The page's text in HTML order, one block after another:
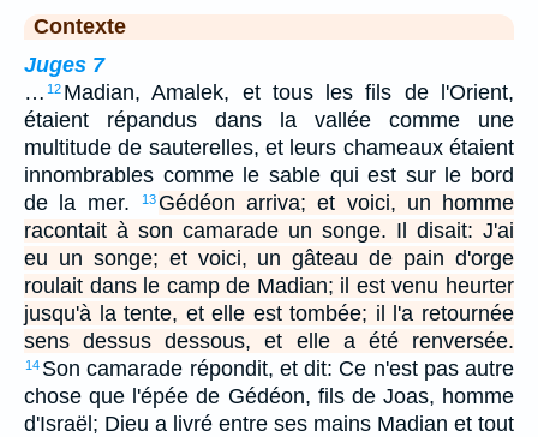
Contexte
Juges 7
… 12 Madian, Amalek, et tous les fils de l'Orient,
étaient répandus dans la vallée comme une
multitude de sauterelles, et leurs chameaux étaient
innombrables comme le sable qui est sur le bord
de la mer.
13 Gédéon arriva; et voici, un homme
racontait à son camarade un songe. Il disait: J'ai
eu un songe; et voici, un gâteau de pain d'orge
roulait dans le camp de Madian; il est venu heurter
jusqu'à la tente, et elle est tombée; il l'a retournée
sens dessus dessous, et elle a été renversée.
14 Son camarade répondit, et dit: Ce n'est pas autre
chose que l'épée de Gédéon, fils de Joas, homme
d'Israël; Dieu a livré entre ses mains Madian et tout